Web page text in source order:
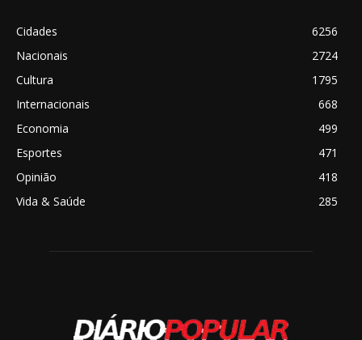
Cidades
6256
Nacionais
2724
Cultura
1795
Internacionais
668
Economia
499
Esportes
471
Opinião
418
Vida & Saúde
285